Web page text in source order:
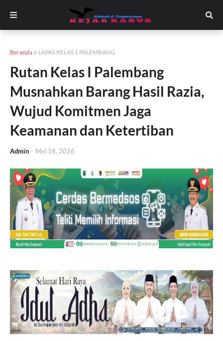
Beranda LAPAS KELAS 1 PALEMBANG
Rutan Kelas I Palembang
Musnahkan Barang Hasil Razia,
Wujud Komitmen Jaga
Keamanan dan Ketertiban
Admin - Mei 18, 2026